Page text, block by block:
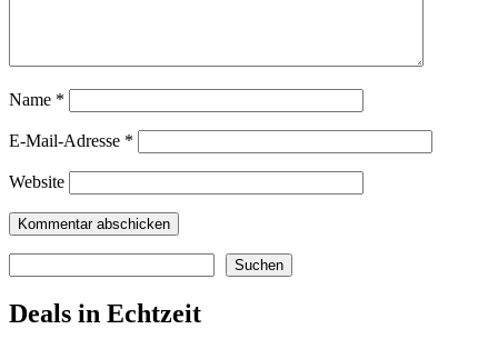
Name *
E-Mail-Adresse *
Website
Suchen
Deals in Echtzeit